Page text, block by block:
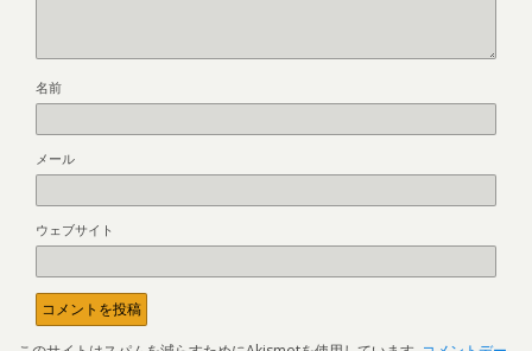
名前
メール
ウェブサイト